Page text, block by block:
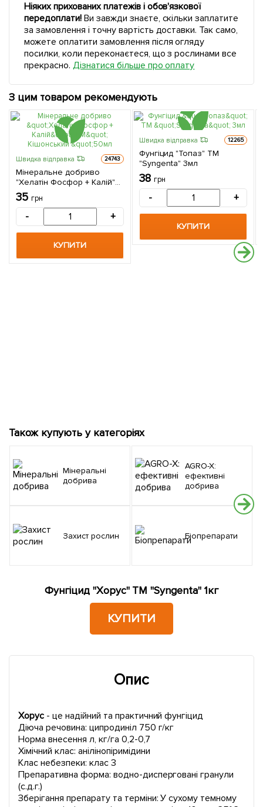
Ніяких прихованих платежів і обов'язкової
передоплати!Ви завжди знаєте, скільки заплатите
за замовлення і точну вартість доставки. Так само,
можете оплатити замовлення після огляду
посилки, коли переконаєтеся, що з рослинами все
прекрасно. Дізнатися більше про оплату
З цим товаром рекомендують
Швидка відправка 24743
Мінеральне добриво
"Хелатін Фосфор + Калій"
ТМ" Кішонський "50мл
35 грн
- +
КУПИТИ
Швидка відправка 12265
Фунгіцид "Топаз" ТМ
"Syngenta" 3мл
38 грн
- +
КУПИТИ
Також купують у категоріях
Мінеральні
добрива
Захист рослин
AGRO-X:
ефективні
добрива
Біопрепарати
Фунгіцид "Хорус" ТМ "Syngenta" 1кг
КУПИТИ
Опис
Хорус - це надійний та практичний фунгіцид
Діюча речовина: ципродиніл 750 г/кг
Норма внесення л, кг/га 0,2-0,7
Хімічний клас: анілінопіримідини
Клас небезпеки: клас 3
Препаративна форма: водно-дисперговані гранули
(с.д.г.)
Зберігання препарату та терміни: У сухому темному